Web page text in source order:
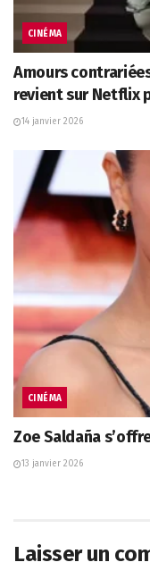
CINÉMA
Amours
revient sur Netflix
14 janvier 2026
CINÉMA
Zoe Saldaña
13 janvier 2026
Laisser un